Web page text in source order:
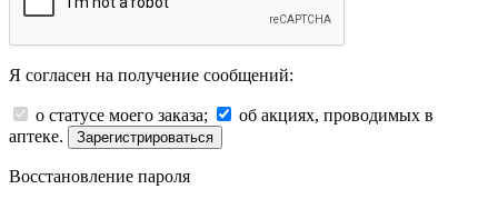
Я согласен на получение сообщений:
о статусе моего заказа;
об акциях, проводимых в
аптеке.
Зарегистрироваться
Восстановление пароля